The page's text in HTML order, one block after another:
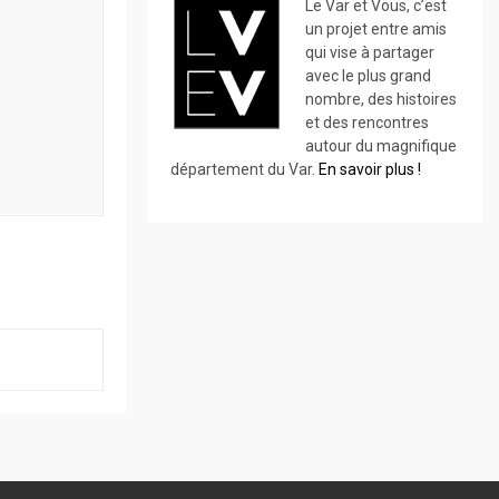
Le Var et Vous, c’est
un projet entre amis
qui vise à partager
avec le plus grand
nombre, des histoires
et des rencontres
autour du magnifique
département du Var. En savoir plus !